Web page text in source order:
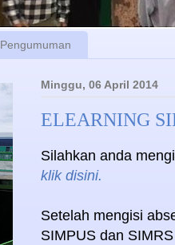
Pengumuman
Minggu, 06 April 2014
ELEARNING
Silahkan anda
klik disini.
Setelah mengisi
SIMPUS dan